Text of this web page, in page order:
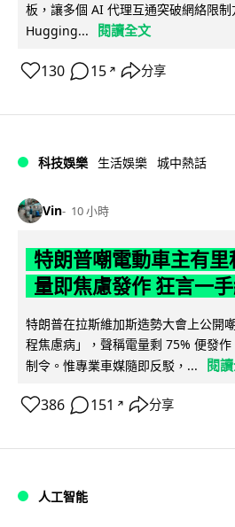
板，讓多個 AI 代理互通突破網絡限
Hugging...
閱讀全文
130 15 ↗ 分享
科技娛樂 生活娛樂 城中熱話
Vin 10 小時
特朗普嘲電動車主有
量即焦慮發作 狂言一
特朗普在拉斯維加斯造勢大會上公開
程焦慮病」，聲稱電量剩 75% 便發
制令。惟專業車媒隨即反駁，...
閱
386 151 ↗ 分享
人工智能